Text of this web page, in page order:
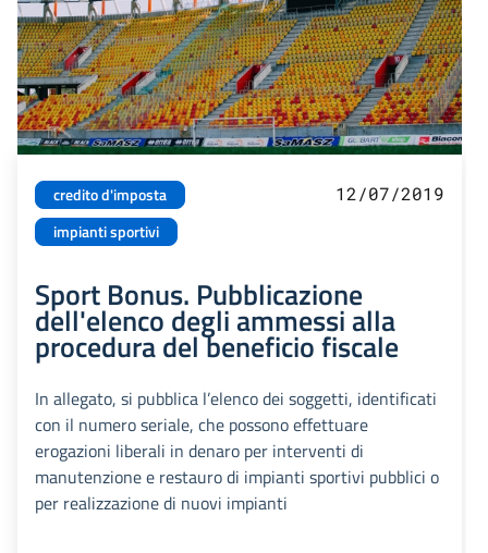
credito d'imposta
impianti sportivi
12/07/2019
Sport Bonus. Pubblicazione
dell'elenco degli ammessi alla
procedura del beneficio fiscale
In allegato, si pubblica l’elenco dei soggetti, identificati
con il numero seriale, che possono effettuare
erogazioni liberali in denaro per interventi di
manutenzione e restauro di impianti sportivi pubblici o
per realizzazione di nuovi impianti